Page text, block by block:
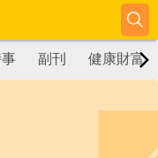
副刊 健康財富